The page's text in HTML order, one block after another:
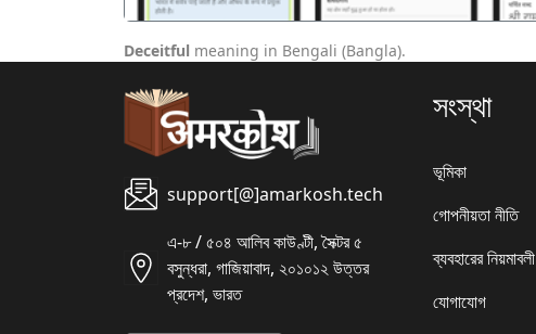
Deceitful meaning in Bengali (Bangla).
support[@]amarkosh.tech
এ-৮ / ৫০৪ আলিব কাউণ্টী, সৈক্টর ৫
বসুন্ধরা, গাজিয়াবাদ, ২০১০১২ উত্তর
প্রদেশ, ভারত
সংস্থা
ভূমিকা
গোপনীয়তা নীতি
ব্যবহারের নিয়মাবলী
যোগাযোগ